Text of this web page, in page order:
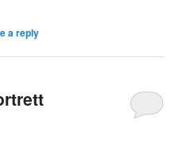
a reply